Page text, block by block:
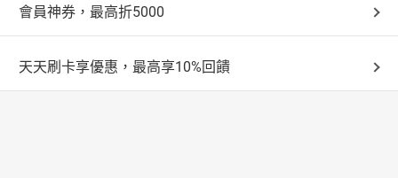
會員神券，最高折5000
天天刷卡享優惠，最高享10%回饋